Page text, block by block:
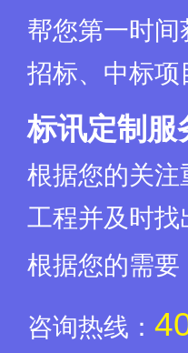
帮您第一时
招标、中标项
标讯定制服
根据您的关
工程并及时
根据您的需
咨询热线：